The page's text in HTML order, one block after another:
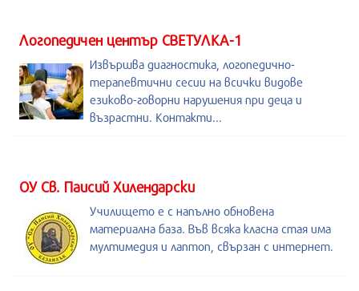
Логопедичен център СВЕТУЛКА-1
Извършва диагностика, логопедично-
терапевтични сесии на всички видове
езиково-говорни нарушения при деца и
възрастни. Контакти...
ОУ Св. Паисий Хилендарски
Училището е с напълно обновена
материална база. Във всяка класна стая има
мултимедия и лаптоп, свързан с интернет.